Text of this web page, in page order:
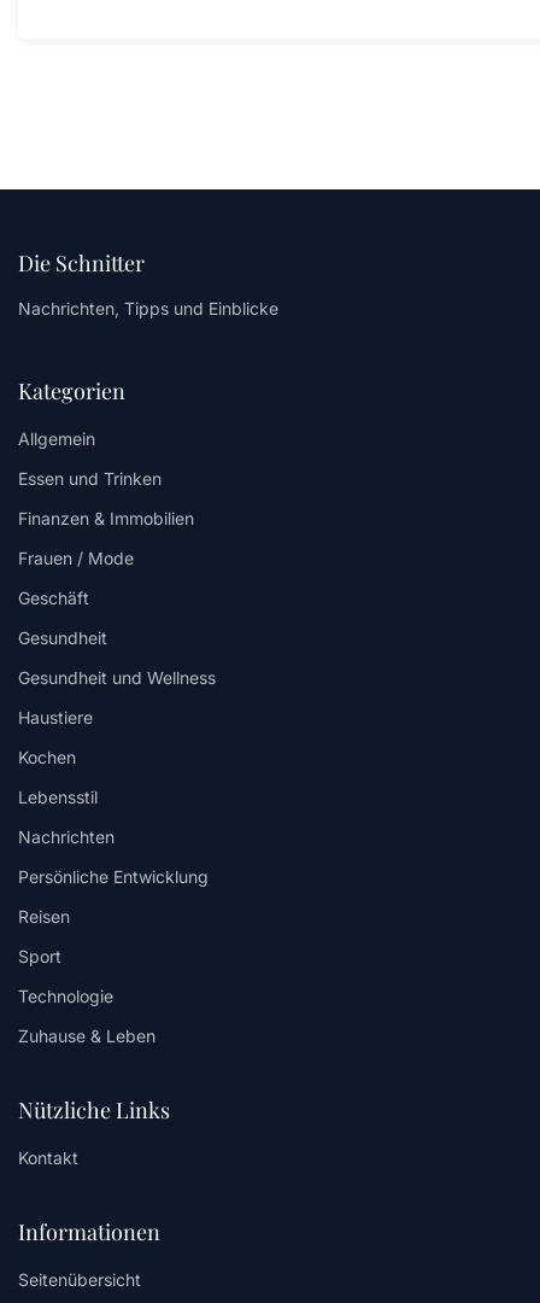
Die Schnitter
Nachrichten, Tipps und Einblicke
Kategorien
Allgemein
Essen und Trinken
Finanzen & Immobilien
Frauen / Mode
Geschäft
Gesundheit
Gesundheit und Wellness
Haustiere
Kochen
Lebensstil
Nachrichten
Persönliche Entwicklung
Reisen
Sport
Technologie
Zuhause & Leben
Nützliche Links
Kontakt
Informationen
Seitenübersicht